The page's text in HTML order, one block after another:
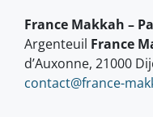
France Makkah –
Argenteuil France
d’Auxonne, 21000
contact@france-